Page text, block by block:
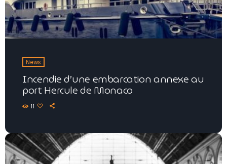
News
Incendie d’une embarcation annexe au
port Hercule de Monaco
11